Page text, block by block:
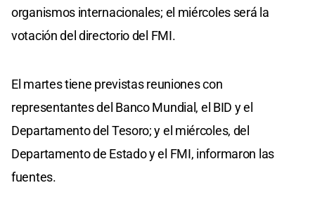
organismos internacionales; el miércoles será la
votación del directorio del FMI.
El martes tiene previstas reuniones con
representantes del Banco Mundial, el BID y el
Departamento del Tesoro; y el miércoles, del
Departamento de Estado y el FMI, informaron las
fuentes.